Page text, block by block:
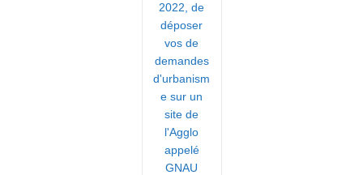
2022, de
déposer
vos de
demandes
d'urbanism
e sur un
site de
l'Agglo
appelé
GNAU